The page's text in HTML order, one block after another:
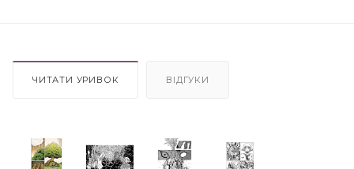
ЧИТАТИ УРИВОК ВІДГУКИ